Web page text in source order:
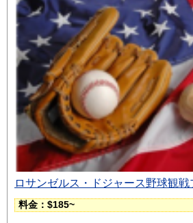
ロサンゼルス・ドジャース野球観
料金：$185~